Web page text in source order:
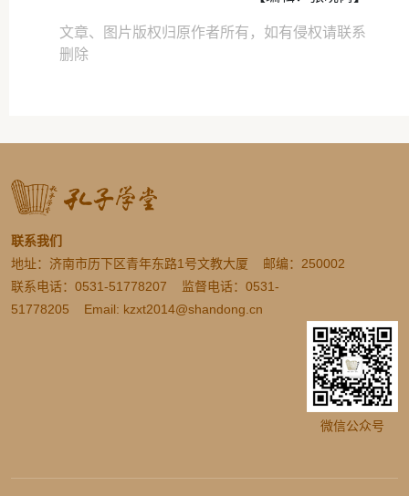
文章、图片版权归原作者所有，如有侵权请联系
删除
联系我们
地址：济南市历下区青年东路1号文教大厦 邮编：250002
联系电话：0531-51778207 监督电话：0531-
51778205 Email: kzxt2014@shandong.cn
微信公众号